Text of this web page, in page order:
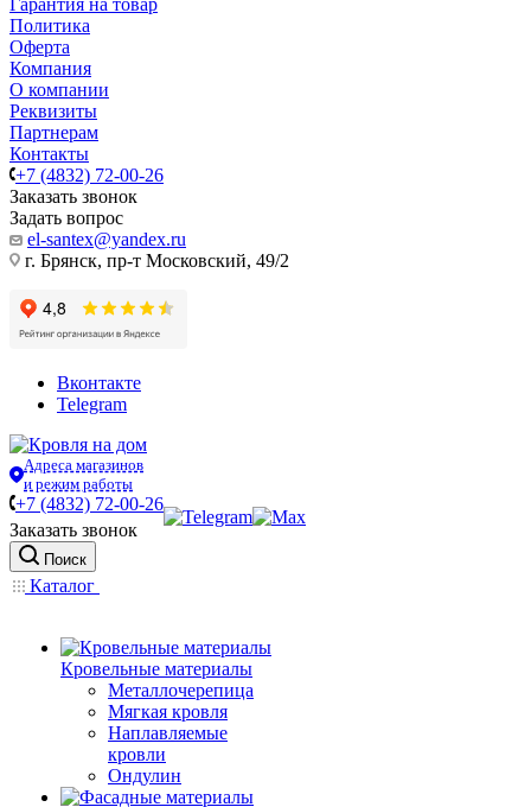
Гарантия на товар
Политика
Оферта
Компания
О компании
Реквизиты
Партнерам
Контакты
+7 (4832) 72-00-26
Заказать звонок
Задать вопрос
el-santex@yandex.ru
г. Брянск, пр-т Московский, 49/2
Вконтакте
Telegram
Адреса магазинов
и режим работы
+7 (4832) 72-00-26
Заказать звонок
Поиск
Каталог
Кровельные материалы
Металлочерепица
Мягкая кровля
Наплавляемые
кровли
Ондулин